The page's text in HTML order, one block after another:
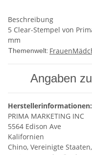
Beschreibung
5 Clear-Stempel von
mm
Themenwelt: Frauen
Angaben
Herstellerinformationen:
PRIMA MARKETING INC
5564 Edison Ave
Kalifornien
Chino, Vereinigte